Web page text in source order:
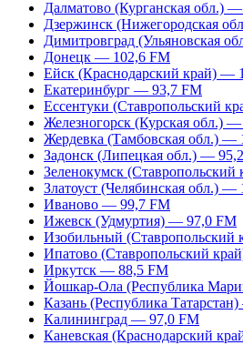
Далматово (Курганская обл.)
Дзержинск (Нижегородская
Димитровград (Ульяновская
Донецк — 102,6 FM
Ейск (Краснодарский край) —
Екатеринбург — 93,7 FM
Ессентуки (Ставропольский
Железногорск (Курская обл.)
Жердевка (Тамбовская обл.) —
Задонск (Липецкая обл.) —
Зеленокумск
Златоуст (Челябинская обл.) —
Иваново — 99,7 FM
Ижевск (Удмуртия) — 97,0 FM
Изобильный (Ставропольский
Ипатово (Ставропольский
Иркутск — 88,5 FM
Йошкар-Ола (Республика
Казань (Республика
Калининград — 97,0 FM
Каневская (Краснодарский